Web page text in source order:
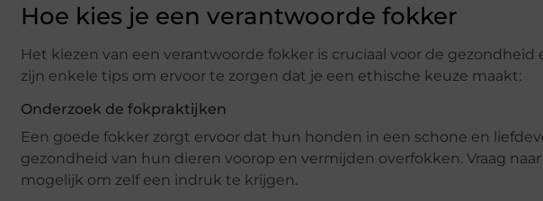
Hoe kies je een verantwoorde fokker
Het kiezen van een verantwoorde fokker is cruciaal voor de
zijn enkele tips om ervoor te zorgen dat je een ethische keuze maakt:
Onderzoek de fokpraktijken
Een goede fokker zorgt ervoor dat hun honden in een schone en
gezondheid van hun dieren voorop en vermijden overfokken. Vraag
mogelijk om zelf een indruk te krijgen.